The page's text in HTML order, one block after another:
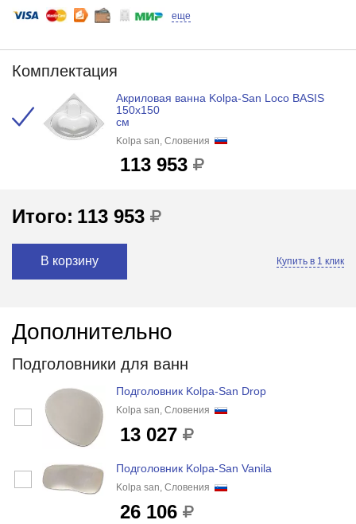
еще
Комплектация
Акриловая ванна Kolpa-San Loco BASIS
150x150
см
Kolpa san, Словения
113 953
Итого: 113 953
В корзину Купить в 1 клик
Дополнительно
Подголовники для ванн
Подголовник Kolpa-San Drop
Kolpa san, Словения
13 027
Подголовник Kolpa-San Vanila
Kolpa san, Словения
26 106